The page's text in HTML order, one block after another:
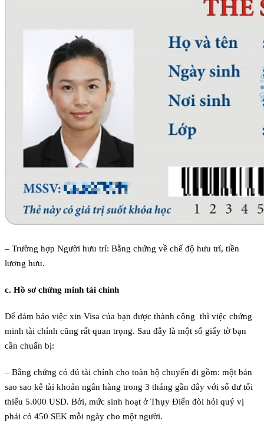
– Trường hợp Người hưu trí: Bằng chứng về chế độ hưu trí, tiền
lương hưu.
c. Hồ sơ chứng minh tài chính
Để đảm bảo việc xin Visa của bạn được thành công thì việc chứng
minh tài chính cũng rất quan trọng. Sau đây là một số giấy tờ bạn
cần chuẩn bị:
– Bằng chứng có đủ tài chính cho toàn bộ chuyến đi gồm: một bản
sao sao kê tài khoản ngân hàng trong 3 tháng gần đây với số dư tối
thiểu 5.000 USD. Bởi, mức sinh hoạt ở Thụy Điển đòi hỏi quý vị
phải có 450 SEK mỗi ngày cho một người.